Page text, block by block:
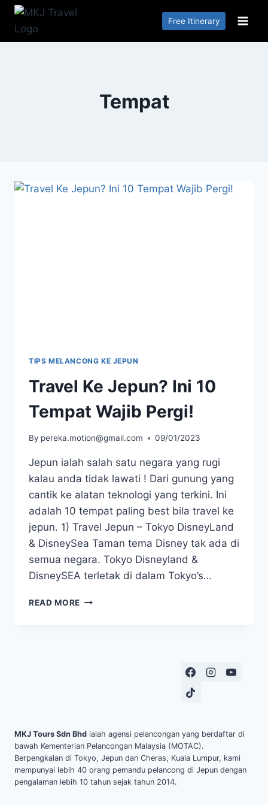
Skip
content
Free Itinerary
Tempat
TIPS MELANCONG KE JEPUN
Travel Ke Jepun? Ini 10
Tempat Wajib Pergi!
By pereka.motion@gmail.com 09/01/2023
Jepun ialah salah satu negara yang rugi
kalau anda tidak lawati ! Dari gunung yang
cantik ke alatan teknologi yang terkini. Ini
adalah 10 tempat paling best bila travel ke
jepun. 1) Travel Jepun – Tokyo DisneyLand
& DisneySea Taman tema Disney tak ada di
semua negara. Tokyo Disneyland &
DisneySEA terletak di dalam Tokyo’s…
READ MORE TRAVEL
MKJ Tours Sdn Bhd ialah agensi pelancongan yang berdaftar di
bawah Kementerian Pelancongan Malaysia (MOTAC).
Berpengkalan di Tokyo, Jepun dan Cheras, Kuala Lumpur, kami
mempunyai lebih 40 orang pemandu pelancong di Jepun dengan
pengalaman lebih 10 tahun sejak tahun 2014.